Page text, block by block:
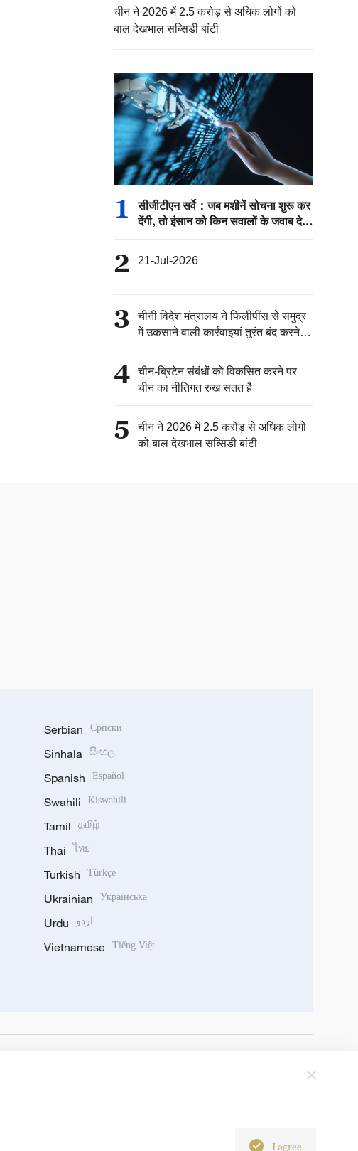
चीन ने 2026 में 2.5 करोड़ से अधिक लोगों को
बाल देखभाल सब्सिडी बांटी
1
सीजीटीएन सर्वे：जब मशीनें सोचना शुरू कर
देंगी, तो इंसान को किन सवालों के जवाब देने
होंगे?
2 21-Jul-2026
3
चीनी विदेश मंत्रालय ने फिलीपींस से समुद्र
में उकसाने वाली कार्रवाइयां तुरंत बंद करने
का आग्रह किया
4
चीन-ब्रिटेन संबंधों को विकसित करने पर
चीन का नीतिगत रुख सतत है
5
चीन ने 2026 में 2.5 करोड़ से अधिक लोगों
को बाल देखभाल सब्सिडी बांटी
Serbian Српски
Sinhala සිංහල
Spanish Español
Swahili Kiswahili
Tamil தமிழ்
Thai ไทย
Turkish Türkçe
Ukrainian Українська
Urdu اردو
Vietnamese Tiếng Việt
I agree